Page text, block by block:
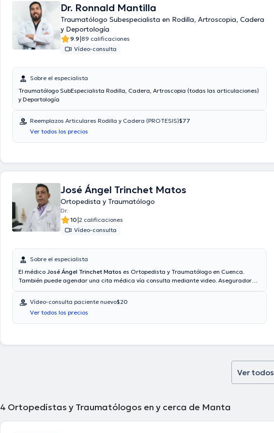
Dr. Ronnald Mantilla
Traumatólogo Subespecialista en Rodilla, Artroscopia, Cadera
y Deportología
9.9|89 calificaciones
Vídeo-consulta
Sobre el especialista
Traumatólogo SubEspecialista Rodilla, Cadera, Artroscopia (todas las articulaciones)
y Deportología
Reemplazos Articulares Rodilla y Cadera (PROTESIS)$77
Ver todos los precios
José Ángel Trinchet Matos
Ortopedista y Traumatólogo
Dr.
10|2 calificaciones
Vídeo-consulta
Sobre el especialista
El médico José Ángel Trinchet Matos es Ortopedista y Traumatólogo en Cuenca.
También puede agendar una cita médica vía consulta mediante video. Aseguradoras
aceptadas. El precio de la consulta con el doctor José Ángel Trinchet Matos es de
$20.
Vídeo-consulta paciente nuevo$20
Ver todos los precios
Ver todos
4 Ortopedistas y Traumatólogos en y cerca de Manta